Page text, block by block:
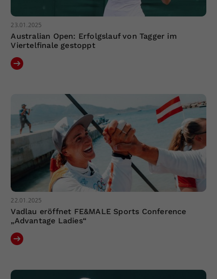
23.01.2025
Australian Open: Erfolgslauf von Tagger im
Viertelfinale gestoppt
22.01.2025
Vadlau eröffnet FE&MALE Sports Conference
„Advantage Ladies“